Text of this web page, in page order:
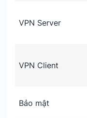
VPN Server
VPN Client
Bảo mật